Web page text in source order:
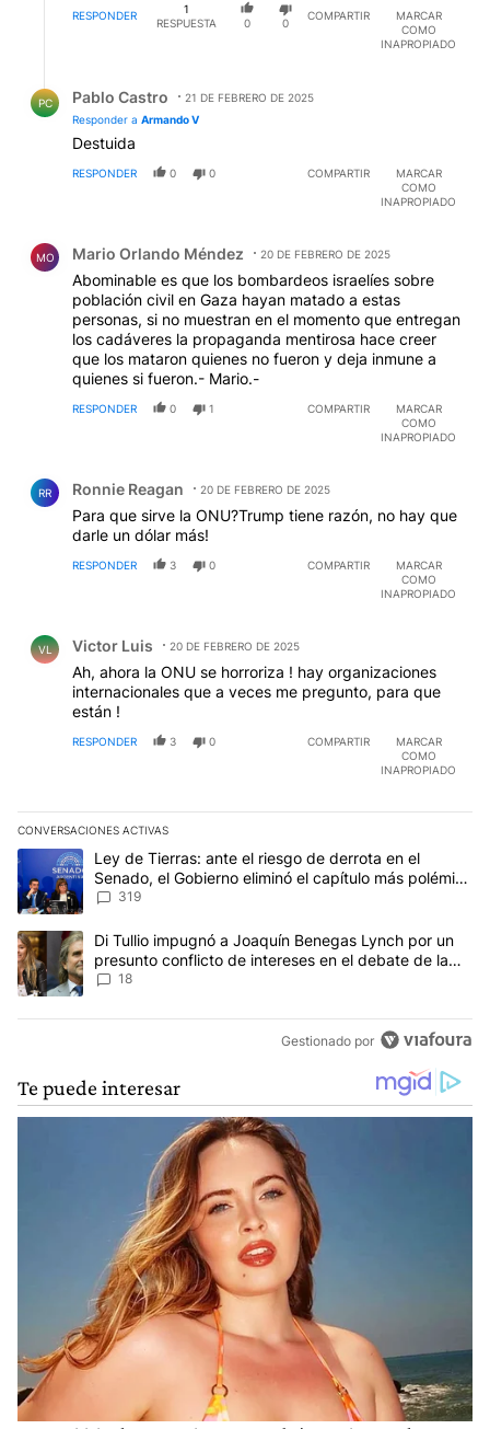
RESPONDER
1
RESPUESTA
0 0
COMPARTIR
MARCAR
COMO
INAPROPIADO
PC Pablo Castro
21 DE FEBRERO DE 2025
Responder a Armando V
Destuida
RESPONDER 0 0 COMPARTIR
MARCAR
COMO
INAPROPIADO
MO Mario Orlando Méndez 20 DE FEBRERO DE 2025
Abominable es que los bombardeos israelíes sobre
población civil en Gaza hayan matado a estas
personas, si no muestran en el momento que entregan
los cadáveres la propaganda mentirosa hace creer
que los mataron quienes no fueron y deja inmune a
quienes si fueron.- Mario.-
RESPONDER 0 1 COMPARTIR
MARCAR
COMO
INAPROPIADO
RR Ronnie Reagan 20 DE FEBRERO DE 2025
Para que sirve la ONU?Trump tiene razón, no hay que
darle un dólar más!
RESPONDER 3 0 COMPARTIR
MARCAR
COMO
INAPROPIADO
VL Victor Luis 20 DE FEBRERO DE 2025
Ah, ahora la ONU se horroriza ! hay organizaciones
internacionales que a veces me pregunto, para que
están !
RESPONDER 3 0 COMPARTIR
MARCAR
COMO
INAPROPIADO
CONVERSACIONES ACTIVAS
Este listado muestra los artículos con más comentarios en los
Un artículo de tendencia con el título "Ley de Tierras: ante el
Ley de Tierras: ante el riesgo de derrota en el
Senado, el Gobierno eliminó el capítulo más polémico
del proyecto
319
Un artículo de tendencia con el título "Di Tullio impugnó a
Di Tullio impugnó a Joaquín Benegas Lynch por un
presunto conflicto de intereses en el debate de la
Ley de Tierras
18
Gestionado por